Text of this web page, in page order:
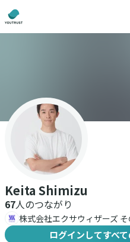
Keita Shimizu
67人のつながり
株式会社エクサウィザーズ
ログインしてすべ